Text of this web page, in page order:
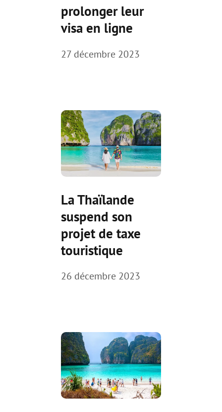
prolonger leur
visa en ligne
27 décembre 2023
La Thaïlande
suspend son
projet de taxe
touristique
26 décembre 2023